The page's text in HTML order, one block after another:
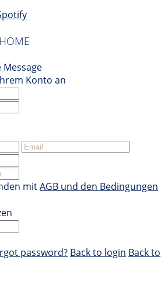
Message
Konto an
mitAGB und den Bedingungen
password? Back to login Back to